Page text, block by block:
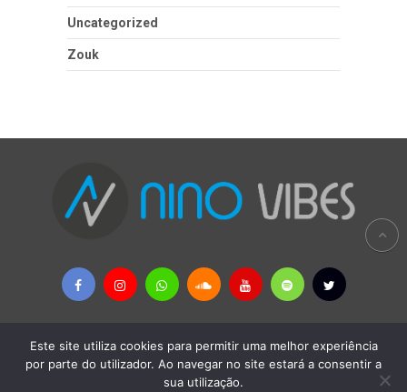
Uncategorized
Zouk
Copyright © 2026Nino Vibes - MÚSICAS AFRICANAS & PALOP
Remoção de Conteúdos -
Este site utiliza cookies para permitir uma melhor experiência
por parte do utilizador. Ao navegar no site estará a consentir a
sua utilização.